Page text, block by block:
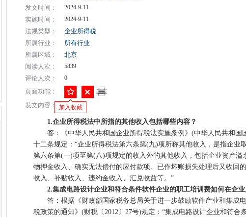
发文时间：
2024-9-11
实施时间： 2024-9-11
法规类型：
企业所得税
所属行业：
所有行业
所属区域：
北京
阅读人次：
5839
评论人次： 0
页面功能：
加入收藏
发文内容：
1.企业所得税法中所指的其他收入包括哪些内容？
答：《中华人民共和国企业所得税法实施条例》(中华人民共和国
十二条规定：“企业所得税法第六条第(九)项所称其他收入，是指企业
第六条第(一)项至第(八)项规定的收入外的其他收入，包括企业资产溢
物押金收入、确实无法偿付的应付款项、已作坏账损失处理后又收回
收入、补贴收入、违约金收入、汇兑收益等。”
2.集成电路设计企业和符合条件软件企业的职工培训费如何在企
答：根据《财政部国家税务总局关于进一步鼓励软件产业和集成
税政策的通知》(财税〔2012〕27号)规定：“集成电路设计企业和符合